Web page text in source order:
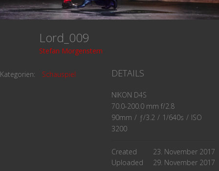
Lord_009
Stefan Morgenstern
Kategorien: Schauspiel DETAILS
NIKON D4S
70.0-200.0 mm f/2.8
90mm / ƒ/3.2 / 1/640s / ISO
3200
Created
23. November 2017
Uploaded
29. November 2017